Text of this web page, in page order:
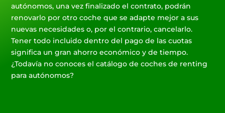
autónomos, una vez finalizado el contrato, podrán
renovarlo por otro coche que se adapte mejor a sus
nuevas necesidades o, por el contrario, cancelarlo.
Tener todo incluido dentro del pago de las cuotas
significa un gran ahorro económico y de tiempo.
¿Todavía no conoces el catálogo de coches de renting
para autónomos?